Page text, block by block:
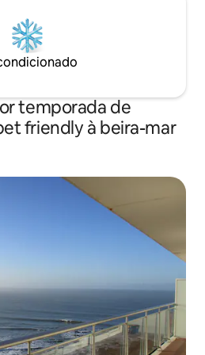
temporada de
friendly à beira-mar